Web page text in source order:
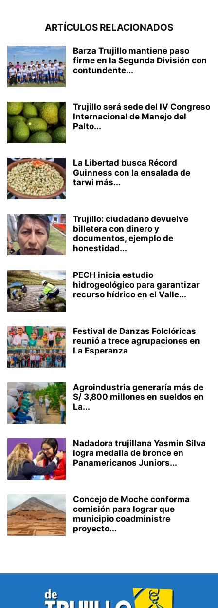
ARTÍCULOS RELACIONADOS
Barza Trujillo mantiene paso
firme en la Segunda División con
contundente...
Trujillo será sede del IV Congreso
Internacional de Manejo del
Palto...
La Libertad busca Récord
Guinness con la ensalada de
tarwi más...
Trujillo: ciudadano devuelve
billetera con dinero y
documentos, ejemplo de
honestidad...
PECH inicia estudio
hidrogeológico para garantizar
recurso hídrico en el Valle...
Festival de Danzas Folclóricas
reunió a trece agrupaciones en
La Esperanza
Agroindustria generaría más de
S/ 3,800 millones en sueldos en
La...
Nadadora trujillana Yasmin Silva
logra medalla de bronce en
Panamericanos Juniors...
Concejo de Moche conforma
comisión para lograr que
municipio coadministre
proyecto...